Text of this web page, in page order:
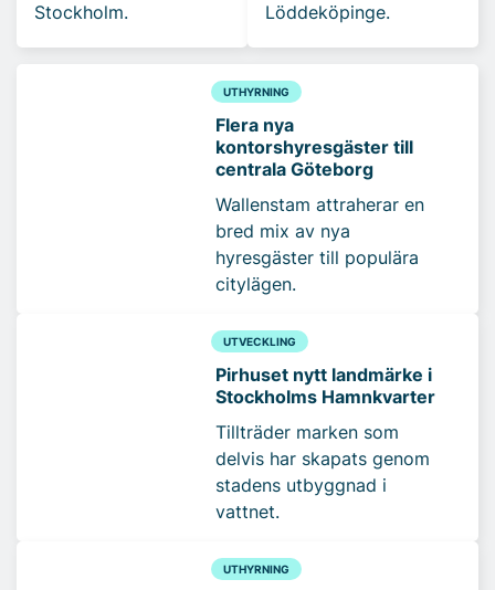
Stockholm.
Löddeköpinge.
UTHYRNING
Flera nya
kontorshyresgäster till
centrala Göteborg
Wallenstam attraherar en
bred mix av nya
hyresgäster till populära
citylägen.
UTVECKLING
Pirhuset nytt landmärke i
Stockholms Hamnkvarter
Tillträder marken som
delvis har skapats genom
stadens utbyggnad i
vattnet.
UTHYRNING